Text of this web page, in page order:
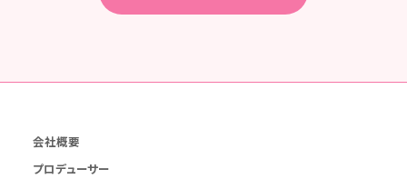
会社概要
プロデューサー